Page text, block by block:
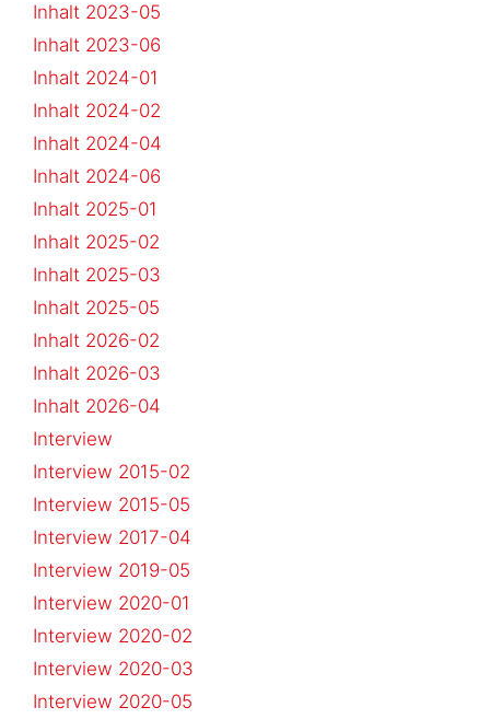
Inhalt 2023-05
Inhalt 2023-06
Inhalt 2024-01
Inhalt 2024-02
Inhalt 2024-04
Inhalt 2024-06
Inhalt 2025-01
Inhalt 2025-02
Inhalt 2025-03
Inhalt 2025-05
Inhalt 2026-02
Inhalt 2026-03
Inhalt 2026-04
Interview
Interview 2015-02
Interview 2015-05
Interview 2017-04
Interview 2019-05
Interview 2020-01
Interview 2020-02
Interview 2020-03
Interview 2020-05